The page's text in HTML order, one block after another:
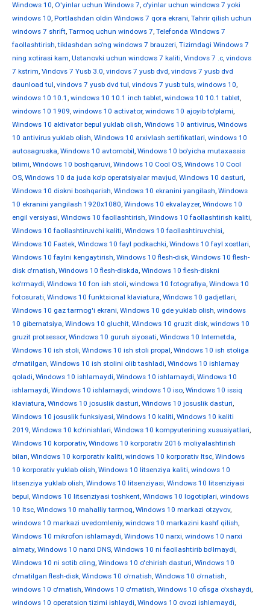
Windows 10, O'yinlar uchun Windows 7, o'yinlar uchun windows 7 yoki
windows 10, Portlashdan oldin Windows 7 qora ekrani, Tahrir qilish uchun
windows 7 shrift, Tarmoq uchun windows 7, Telefonda Windows 7
faollashtirish,tiklashdan so'ng windows 7 brauzeri, Tizimdagi Windows 7
ning xotirasi kam, Ustanovki uchun windows 7 kaliti, Vindovs 7 .c, vindovs
7 kstrim, Vindovs 7 Yusb 3.0, vindovs 7 yusb dvd, vindovs 7 yusb dvd
daunload tul, vindovs 7 yusb dvd tul, vindovs 7 yusb tuls, windows 10,
windows 10 10.1 , windows 10 10.1 inch tablet, windows 10 10.1 tablet,
windows 10 1909, windows 10 activator, windows 10 ajoyib to'plami,
Windows 10 aktivator bepul yuklab olish, Windows 10 antivirus, Windows
10 antivirus yuklab olish, Windows 10 arxivlash sertifikatlari, windows 10
autosagruska, Windows 10 avtomobil, Windows 10 bo'yicha mutaxassis
bilimi, Windows 10 boshqaruvi, Windows 10 Cool OS, Windows 10 Cool
OS, Windows 10 da juda ko'p operatsiyalar mavjud, Windows 10 dasturi,
Windows 10 diskni boshqarish, Windows 10 ekranini yangilash, Windows
10 ekranini yangilash 1920x1080, Windows 10 ekvalayzer, Windows 10
engil versiyasi, Windows 10 faollashtirish, Windows 10 faollashtirish kaliti,
Windows 10 faollashtiruvchi kaliti, Windows 10 faollashtiruvchisi,
Windows 10 Fastek, Windows 10 fayl podkachki, Windows 10 fayl xostlari,
Windows 10 faylni kengaytirish, Windows 10 flesh-disk, Windows 10 flesh-
disk o'rnatish, Windows 10 flesh-diskda, Windows 10 flesh-diskni
ko'rmaydi, Windows 10 fon ish stoli, windows 10 fotografiya, Windows 10
fotosurati, Windows 10 funktsional klaviatura, Windows 10 gadjetlari,
Windows 10 gaz tarmog'i ekrani, Windows 10 gde yuklab olish, windows
10 gibernatsiya, Windows 10 gluchit, Windows 10 gruzit disk, windows 10
gruzit protsessor, Windows 10 guruh siyosati, Windows 10 Internetda,
Windows 10 ish stoli, Windows 10 ish stoli propal, Windows 10 ish stoliga
o'rnatilgan, Windows 10 ish stolini olib tashladi, Windows 10 ishlamay
qoladi, Windows 10 ishlamaydi, Windows 10 ishlamaydi, Windows 10
ishlamaydi, Windows 10 ishlamaydi, windows 10 iso, Windows 10 issiq
klaviatura, Windows 10 josuslik dasturi, Windows 10 josuslik dasturi,
Windows 10 josuslik funksiyasi, Windows 10 kaliti, Windows 10 kaliti
2019, Windows 10 ko'rinishlari, Windows 10 kompyuterining xususiyatlari,
Windows 10 korporativ, Windows 10 korporativ 2016 moliyalashtirish
bilan, Windows 10 korporativ kaliti, windows 10 korporativ ltsc, Windows
10 korporativ yuklab olish, Windows 10 litsenziya kaliti, windows 10
litsenziya yuklab olish, Windows 10 litsenziyasi, Windows 10 litsenziyasi
bepul, Windows 10 litsenziyasi toshkent, Windows 10 logotiplari, windows
10 ltsc, Windows 10 mahalliy tarmoq, Windows 10 markazi otzyvov,
windows 10 markazi uvedomleniy, windows 10 markazini kashf qilish,
Windows 10 mikrofon ishlamaydi, Windows 10 narxi, windows 10 narxi
almaty, Windows 10 narxi DNS, Windows 10 ni faollashtirib bo'lmaydi,
Windows 10 ni sotib oling, Windows 10 o'chirish dasturi, Windows 10
o'rnatilgan flesh-disk, Windows 10 o'rnatish, Windows 10 o'rnatish,
windows 10 o'rnatish, Windows 10 o'rnatish, Windows 10 ofisga o'xshaydi,
windows 10 operatsion tizimi ishlaydi, Windows 10 ovozi ishlamaydi,